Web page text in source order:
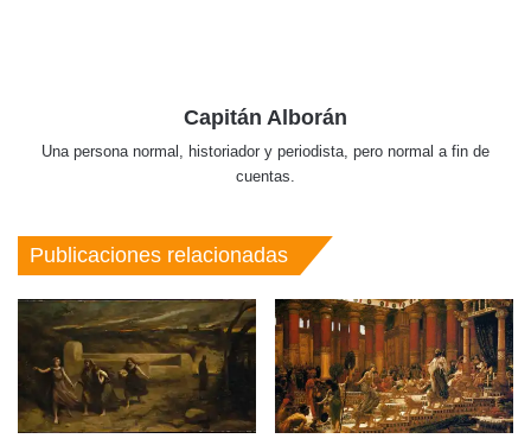
Capitán Alborán
Una persona normal, historiador y periodista, pero normal a fin de
cuentas.
Publicaciones relacionadas